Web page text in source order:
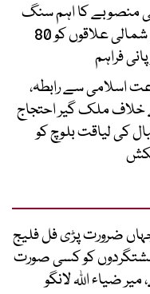
منصوبے کا اہم سنگ
میل، جنوبی سے شمالی علاقوں کو 80
فراہم
اسلامی سے رابطہ،
خلاف ملک گیر احتجاج
کی لیاقت بلوچ کو
ضرورت پڑی فل فلیج
کو کسی صورت
ضیاء اللہ لانگو